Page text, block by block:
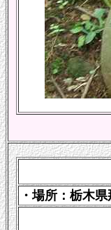
・場所：栃木